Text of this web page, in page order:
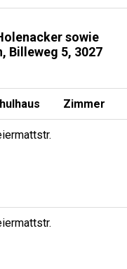
sowie
Billeweg 5, 3027
Zimmer